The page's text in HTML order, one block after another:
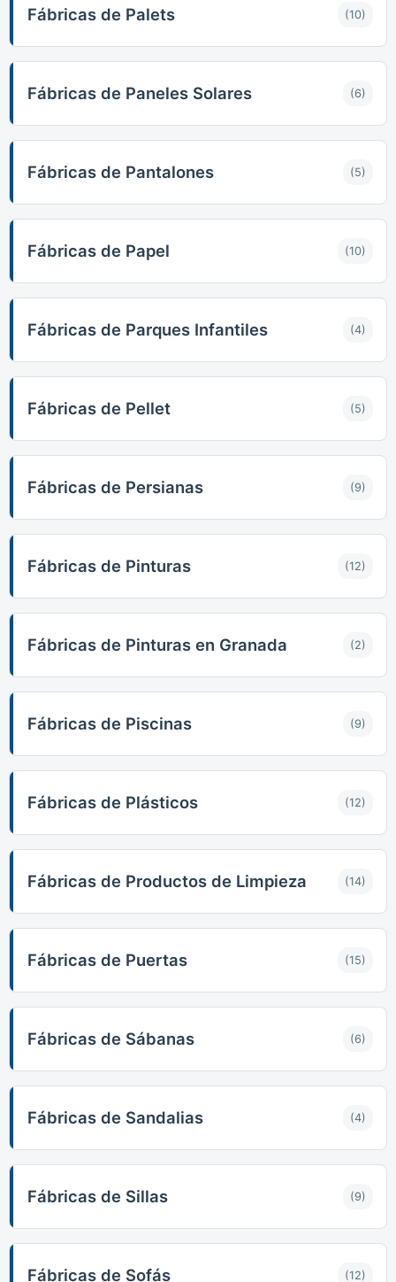
Fábricas de Palets (10)
Fábricas de Paneles Solares (6)
Fábricas de Pantalones (5)
Fábricas de Papel (10)
Fábricas de Parques Infantiles (4)
Fábricas de Pellet (5)
Fábricas de Persianas (9)
Fábricas de Pinturas (12)
Fábricas de Pinturas en Granada (2)
Fábricas de Piscinas (9)
Fábricas de Plásticos (12)
Fábricas de Productos de Limpieza (14)
Fábricas de Puertas (15)
Fábricas de Sábanas (6)
Fábricas de Sandalias (4)
Fábricas de Sillas (9)
Fábricas de Sofás (12)